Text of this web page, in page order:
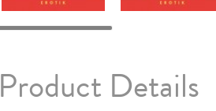
Product Details